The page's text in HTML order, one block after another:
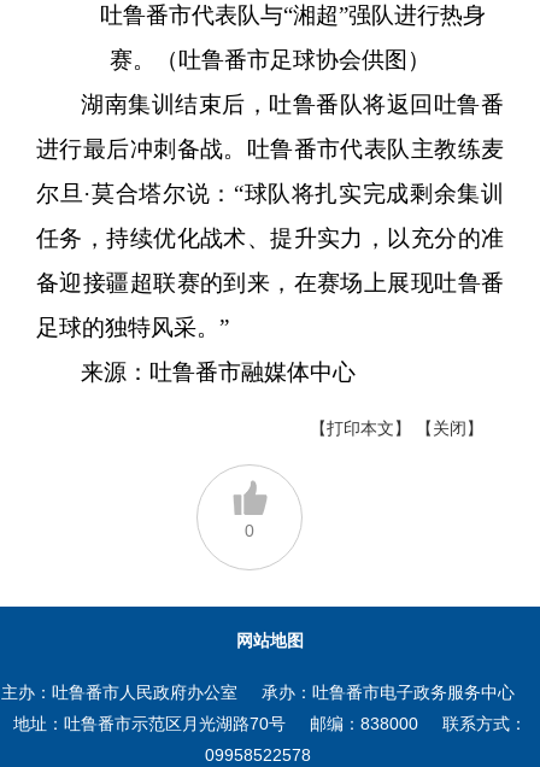
吐鲁番市代表队与“湘超”强队进行热身
赛。（吐鲁番市足球协会供图）
湖南集训结束后，吐鲁番队将返回吐鲁番
进行最后冲刺备战。吐鲁番市代表队主教练麦
尔旦 ·莫合塔尔说：“球队将扎实完成剩余集训
任务，持续优化战术、提升实力，以充分的准
备迎接疆超联赛的到来，在赛场上展现吐鲁番
足球的独特风采。”
来源：吐鲁番市融媒体中心
【打印本文】 【关闭】
0
网站地图
主办：吐鲁番市人民政府办公室
承办：吐鲁番市电子政务服务中心
地址：吐鲁番市示范区月光湖路70号
邮编：838000
联系方式：
09958522578